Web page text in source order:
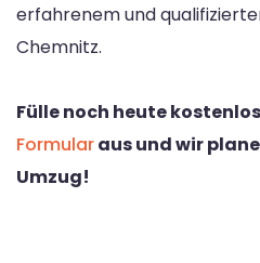
erfahrenem und
Chemnitz.
Fülle noch heute
Formularaus und wir
Umzug!